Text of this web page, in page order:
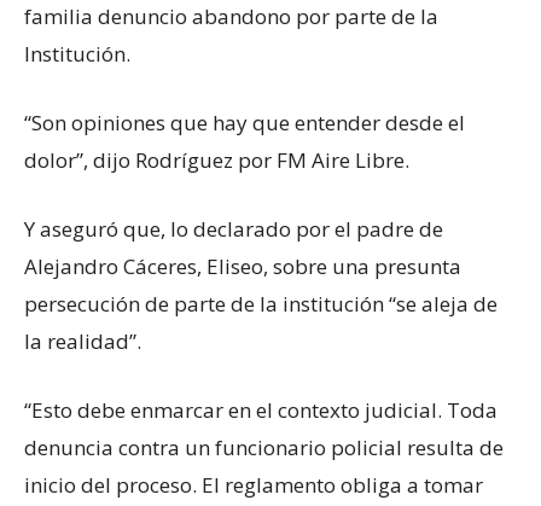
familia denuncio abandono por parte de la
Institución.
“Son opiniones que hay que entender desde el
dolor”, dijo Rodríguez por FM Aire Libre.
Y aseguró que, lo declarado por el padre de
Alejandro Cáceres, Eliseo, sobre una presunta
persecución de parte de la institución “se aleja de
la realidad”.
“Esto debe enmarcar en el contexto judicial. Toda
denuncia contra un funcionario policial resulta de
inicio del proceso. El reglamento obliga a tomar